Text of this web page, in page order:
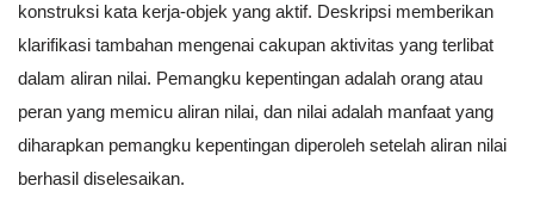
konstruksi kata kerja-objek yang aktif. Deskripsi memberikan
klarifikasi tambahan mengenai cakupan aktivitas yang terlibat
dalam aliran nilai. Pemangku kepentingan adalah orang atau
peran yang memicu aliran nilai, dan nilai adalah manfaat yang
diharapkan pemangku kepentingan diperoleh setelah aliran nilai
berhasil diselesaikan.